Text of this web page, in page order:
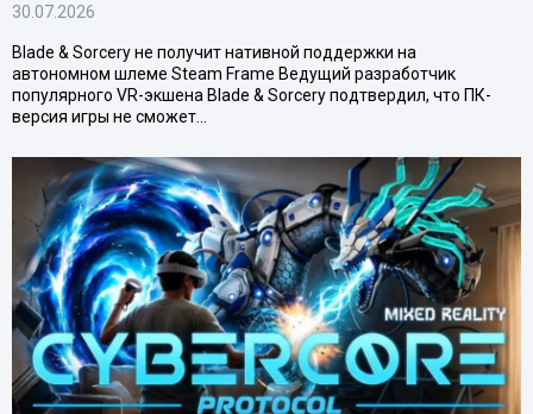
30.07.2026
Blade & Sorcery не получит нативной поддержки на
автономном шлеме Steam Frame Ведущий разработчик
популярного VR-экшена Blade & Sorcery подтвердил, что ПК-
версия игры не сможет…